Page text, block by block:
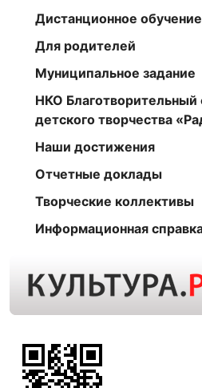
Дистанционное обучение
Для родителей
Муниципальное задание
НКО
детского творчества
Наши достижения
Отчетные доклады
Творческие коллективы
Информационная